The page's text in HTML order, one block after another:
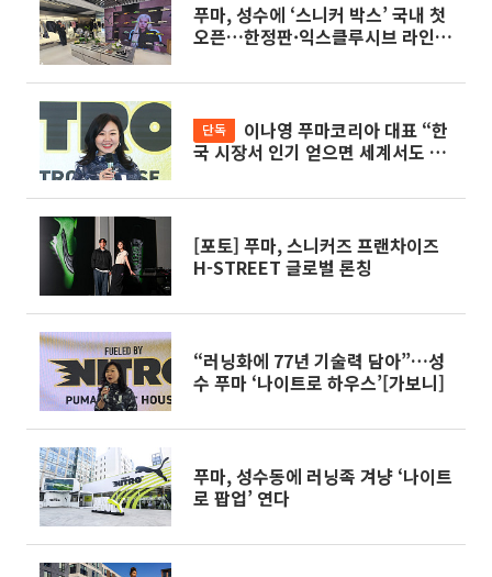
푸마, 성수에 ‘스니커 박스’ 국내 첫
오픈…한정판·익스클루시브 라인
단독
국 시장서 인기 얻으면 세계서도 통
[포토] 푸마, 스니커즈 프랜차이즈
H-STREET 글로벌 론칭
“러닝화에 77년 기술력 담아”…성
수 푸마 ‘나이트로 하우스’[가보니]
푸마, 성수동에 러닝족 겨냥 ‘나이트
로 팝업’ 연다